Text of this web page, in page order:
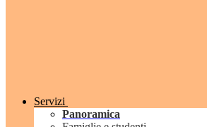
Servizi
Panoramica